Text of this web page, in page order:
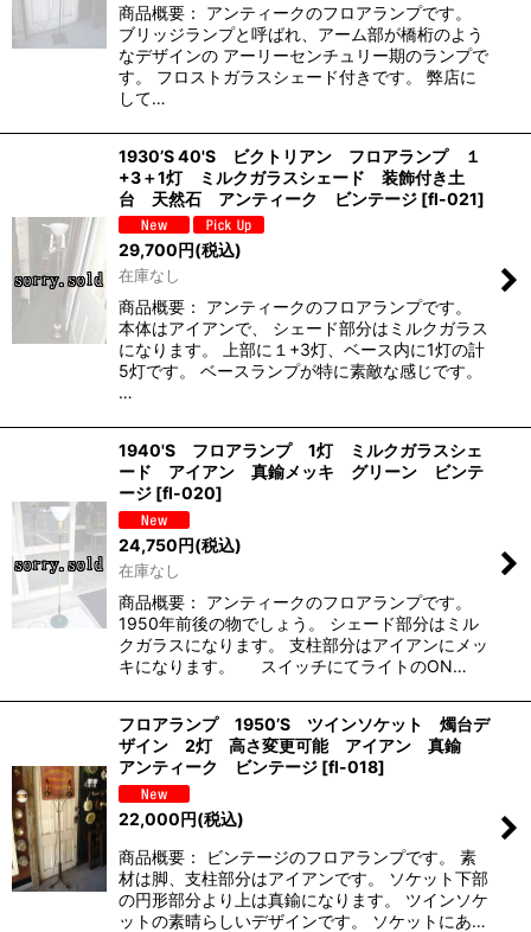
商品概要： アンティークのフロアランプです。
ブリッジランプと呼ばれ、アーム部が橋桁のよう
なデザインの アーリーセンチュリー期のランプで
す。 フロストガラスシェード付きです。 弊店に
して…
1930’S 40'S ビクトリアン フロアランプ １
+3＋1灯 ミルクガラスシェード 装飾付き土
台 天然石 アンティーク ビンテージ [fl-021]
29,700円(税込)
在庫なし
商品概要： アンティークのフロアランプです。
本体はアイアンで、 シェード部分はミルクガラス
になります。 上部に１+3灯、ベース内に1灯の計
5灯です。 ベースランプが特に素敵な感じです。
…
1940'S フロアランプ 1灯 ミルクガラスシェ
ード アイアン 真鍮メッキ グリーン ビンテ
ージ [fl-020]
24,750円(税込)
在庫なし
商品概要： アンティークのフロアランプです。
1950年前後の物でしょう。 シェード部分はミル
クガラスになります。 支柱部分はアイアンにメッ
キになります。 スイッチにてライトのON…
フロアランプ 1950’S ツインソケット 燭台デ
ザイン 2灯 高さ変更可能 アイアン 真鍮
アンティーク ビンテージ [fl-018]
22,000円(税込)
商品概要： ビンテージのフロアランプです。 素
材は脚、支柱部分はアイアンです。 ソケット下部
の円形部分より上は真鍮になります。 ツインソケ
ットの素晴らしいデザインです。 ソケットにあ…